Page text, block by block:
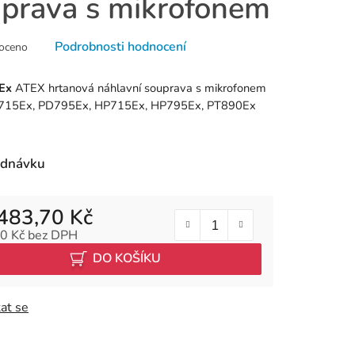
s mikrofonem
Podrobnosti hodnocení
ATEX hrtanová náhlavní souprava s mikrofonem
PD795Ex, HP715Ex, HP795Ex, PT890Ex
Kč
Kč bez DPH
DO KOŠÍKU
se